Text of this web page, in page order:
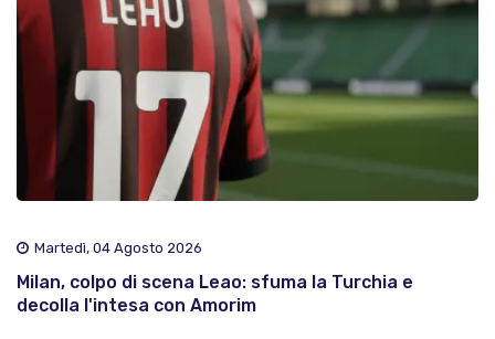
Martedì, 04 Agosto 2026
Milan, colpo di scena Leao: sfuma la Turchia e
decolla l'intesa con Amorim